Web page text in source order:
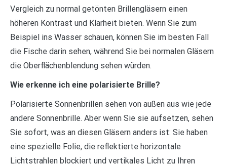
Vergleich zu normal getönten Brillengläsern einen
höheren Kontrast und Klarheit bieten. Wenn Sie zum
Beispiel ins Wasser schauen, können Sie im besten Fall
die Fische darin sehen, während Sie bei normalen Gläsern
die Oberflächenblendung sehen würden.
Wie erkenne ich eine polarisierte Brille?
Polarisierte Sonnenbrillen sehen von außen aus wie jede
andere Sonnenbrille. Aber wenn Sie sie aufsetzen, sehen
Sie sofort, was an diesen Gläsern anders ist: Sie haben
eine spezielle Folie, die reflektierte horizontale
Lichtstrahlen blockiert und vertikales Licht zu Ihren